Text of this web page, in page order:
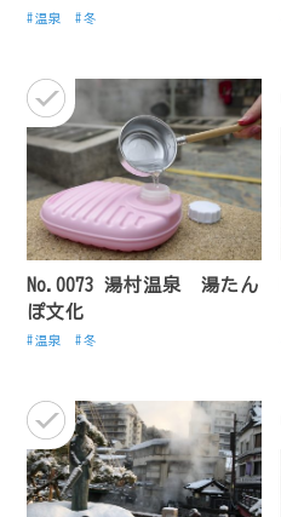
温泉 冬
No.0073 湯村温泉 湯たん
ぽ文化
温泉 冬